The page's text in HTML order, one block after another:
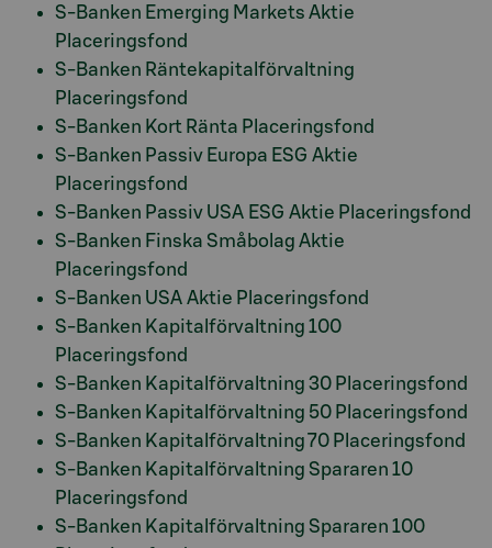
S-Banken Emerging Markets Aktie
Placeringsfond
S-Banken Räntekapitalförvaltning
Placeringsfond
S-Banken Kort Ränta Placeringsfond
S-Banken Passiv Europa ESG Aktie
Placeringsfond
S-Banken Passiv USA ESG Aktie Placeringsfond
S-Banken Finska Småbolag Aktie
Placeringsfond
S-Banken USA Aktie Placeringsfond
S-Banken Kapitalförvaltning 100
Placeringsfond
S-Banken Kapitalförvaltning 30 Placeringsfond
S-Banken Kapitalförvaltning 50 Placeringsfond
S-Banken Kapitalförvaltning 70 Placeringsfond
S-Banken Kapitalförvaltning Spararen 10
Placeringsfond
S-Banken Kapitalförvaltning Spararen 100